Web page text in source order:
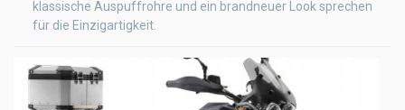
klassische Auspuffrohre und ein brandneuer Look sprechen
für die Einzigartigkeit.